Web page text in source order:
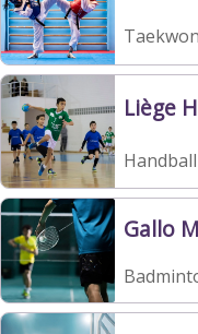
Liège
Handball
Gallo